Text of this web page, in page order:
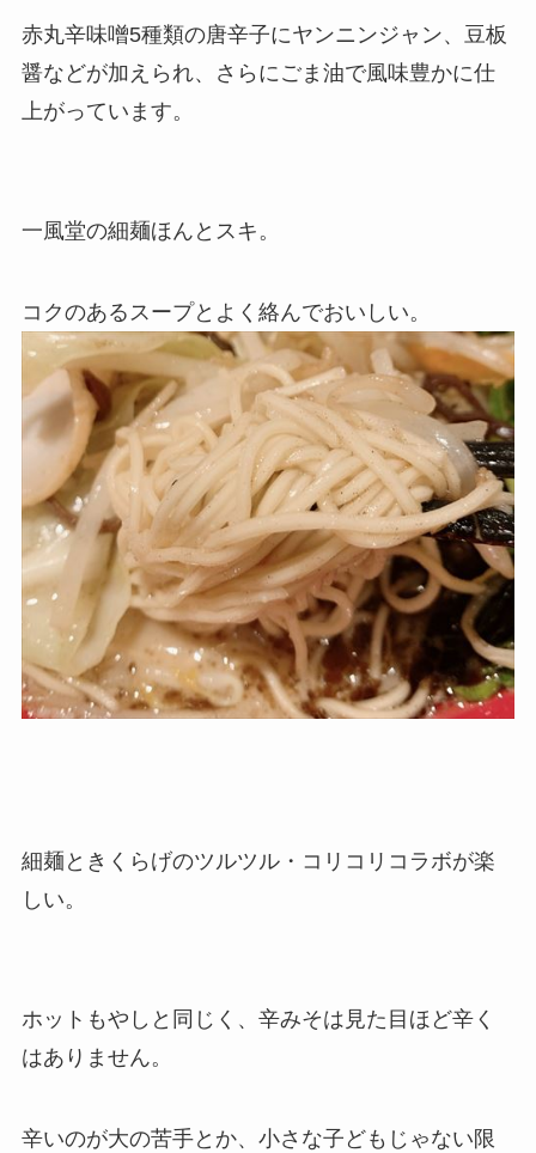
赤丸辛味噌5種類の唐辛子にヤンニンジャン、豆板
醤などが加えられ、さらにごま油で風味豊かに仕
上がっています。
一風堂の細麺ほんとスキ。
コクのあるスープとよく絡んでおいしい。
細麺ときくらげのツルツル・コリコリコラボが楽
しい。
ホットもやしと同じく、辛みそは見た目ほど辛く
はありません。
辛いのが大の苦手とか、小さな子どもじゃない限